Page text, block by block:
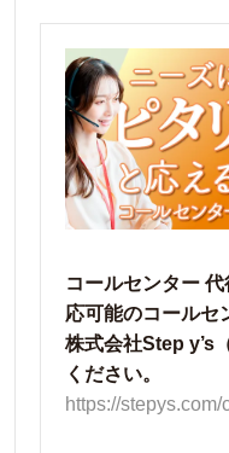
コールセンター
応可能のコールセ
株式会社Step y’s
ください。
https://